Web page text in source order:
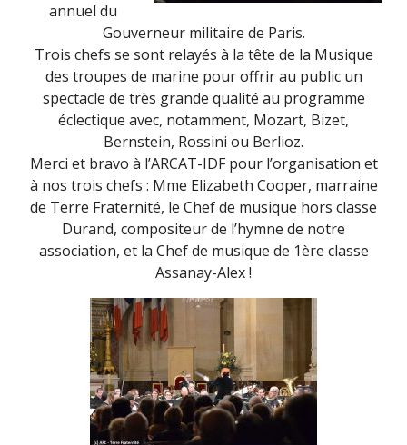
annuel du
Gouverneur militaire de Paris.
Trois chefs se sont relayés à la tête de la Musique
des troupes de marine pour offrir au public un
spectacle de très grande qualité au programme
éclectique avec, notamment, Mozart, Bizet,
Bernstein, Rossini ou Berlioz.
Merci et bravo à l’ARCAT-IDF pour l’organisation et
à nos trois chefs : Mme Elizabeth Cooper, marraine
de Terre Fraternité, le Chef de musique hors classe
Durand, compositeur de l’hymne de notre
association, et la Chef de musique de 1ère classe
Assanay-Alex !